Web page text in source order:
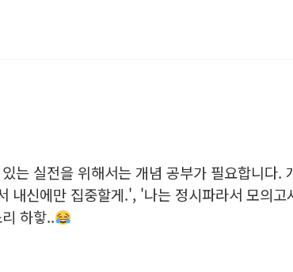
는 실전을 위해서는 개념 공부가 필요합니다.
내신에만 집중할게.', '나는 정시파라서 모의고
하핳..